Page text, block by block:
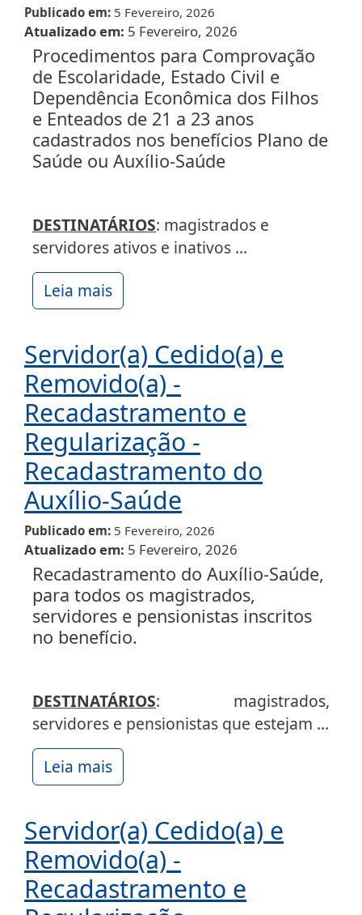
Publicado em 5 Fevereiro, 2026
Atualizado em 5 Fevereiro, 2026
Procedimentos para Comprovação
de Escolaridade, Estado Civil e
Dependência Econômica dos Filhos
e Enteados de 21 a 23 anos
cadastrados nos benefícios Plano de
Saúde ou Auxílio-Saúde
DESTINATÁRIOS: magistrados e
servidores ativos e inativos ...
Leia mais
Servidor(a) Cedido(a) e
Removido(a) -
Recadastramento e
Regularização -
Recadastramento do
Auxílio-Saúde
Publicado em 5 Fevereiro, 2026
Atualizado em 5 Fevereiro, 2026
Recadastramento do Auxílio-Saúde,
para todos os magistrados,
servidores e pensionistas inscritos
no benefício.
DESTINATÁRIOS: magistrados,
servidores e pensionistas que estejam ...
Leia mais
Servidor(a) Cedido(a) e
Removido(a) -
Recadastramento e